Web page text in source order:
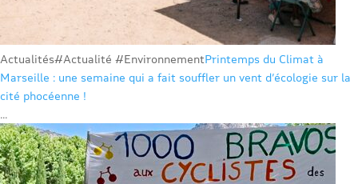
Actualités#Actualité #EnvironnementPrintemps du Climat à
Marseille : une semaine qui a fait souffler un vent d’écologie sur la
cité phocéenne !
...